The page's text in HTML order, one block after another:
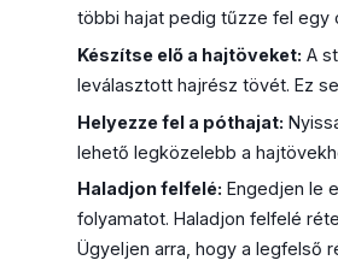
többi hajat pedig tűzze fel egy
Készítse elő a hajtöveket: A
leválasztott hajrész tövét. Ez
Helyezze fel a póthajat:
lehető legközelebb a
Haladjon felfelé: Engedjen le
folyamatot. Haladjon felfelé
Ügyeljen arra, hogy a legfelső